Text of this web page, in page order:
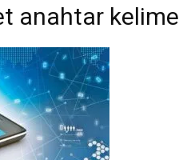
anahtar kelime